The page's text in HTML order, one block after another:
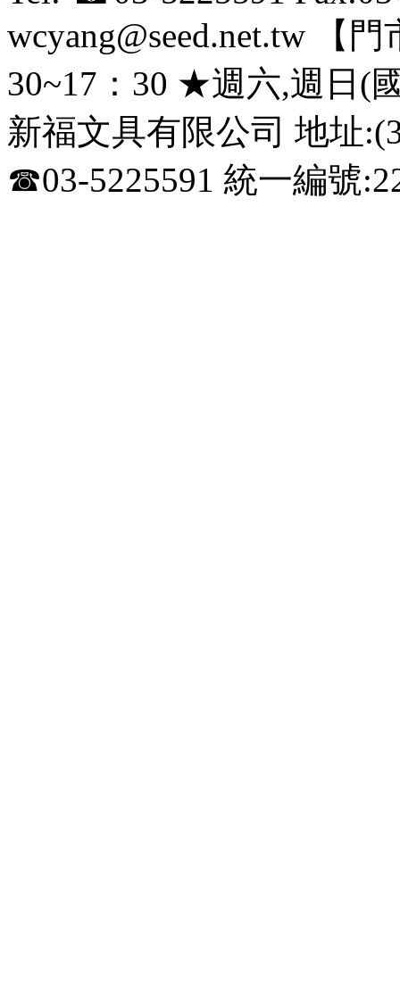
wcyang@seed.net.tw 【
30~17：30 ★週六,週日(
新福文具有限公司 地址
☎03-5225591 統一編號